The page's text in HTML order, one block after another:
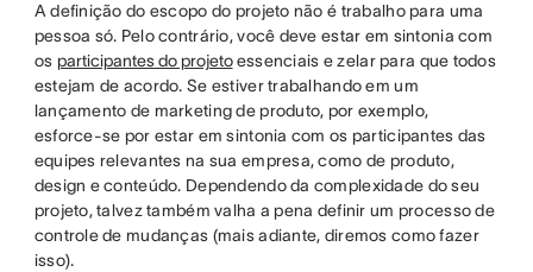
A definição do escopo do projeto não é trabalho para uma
pessoa só. Pelo contrário, você deve estar em sintonia com
os participantes do projetoessenciais e zelar para que todos
estejam de acordo. Se estiver trabalhando em um
lançamento de marketing de produto, por exemplo,
esforce-se por estar em sintonia com os participantes das
equipes relevantes na sua empresa, como de produto,
design e conteúdo. Dependendo da complexidade do seu
projeto, talvez também valha a pena definir um processo de
controle de mudanças (mais adiante, diremos como fazer
isso).